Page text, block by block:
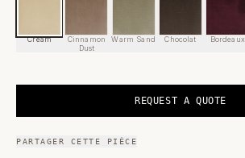
Cream
Cinnamon
Dust
Warm Sand Chocolat Bordeaux
REQUEST A QUOTE
PARTAGER CETTE PIÈCE